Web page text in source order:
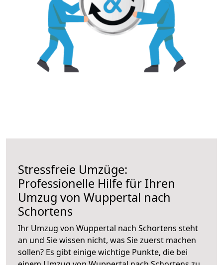
Stressfreie Umzüge:
Professionelle Hilfe für Ihren
Umzug von Wuppertal nach
Schortens
Ihr Umzug von Wuppertal nach Schortens steht
an und Sie wissen nicht, was Sie zuerst machen
sollen? Es gibt einige wichtige Punkte, die bei